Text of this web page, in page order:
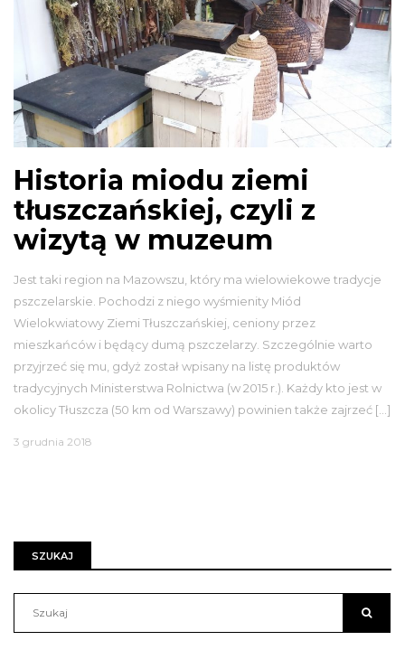
Historia miodu ziemi
tłuszczańskiej, czyli z
wizytą w muzeum
Jest taki region na Mazowszu, który ma wielowiekowe tradycje
pszczelarskie. Pochodzi z niego wyśmienity Miód
Wielokwiatowy Ziemi Tłuszczańskiej, ceniony przez
mieszkańców i będący dumą pszczelarzy. Szczególnie warto
przyjrzeć się mu, gdyż został wpisany na listę produktów
tradycyjnych Ministerstwa Rolnictwa (w 2015 r.). Każdy kto jest w
okolicy Tłuszcza (50 km od Warszawy) powinien także zajrzeć […]
3 grudnia 2018
SZUKAJ